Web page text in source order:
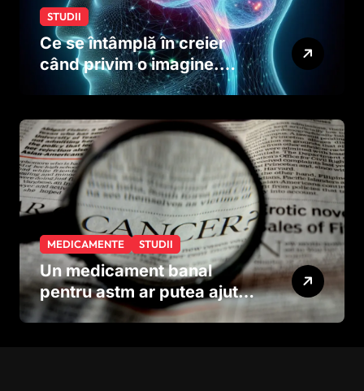
STUDII
Ce se întâmplă în creier
când privim o imagine.
Studiul care explică rolul
MEDICAMENTE STUDII
Un medicament banal
pentru astm ar putea ajuta
în lupta împotriva